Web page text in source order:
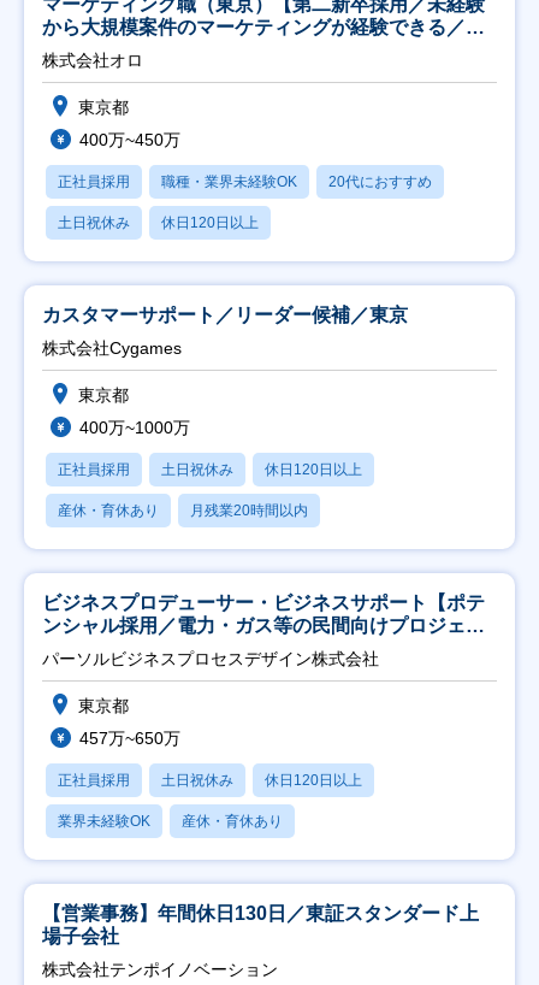
マーケティング職（東京）【第二新卒採用／未経験
から大規模案件のマーケティングが経験できる／研
修充実】
株式会社オロ
東京都
400万~450万
正社員採用 職種・業界未経験OK 20代におすすめ
土日祝休み 休日120日以上
カスタマーサポート／リーダー候補／東京
株式会社Cygames
東京都
400万~1000万
正社員採用 土日祝休み 休日120日以上
産休・育休あり 月残業20時間以内
ビジネスプロデューサー・ビジネスサポート【ポテ
ンシャル採用／電力・ガス等の民間向けプロジェク
ト推進】
パーソルビジネスプロセスデザイン株式会社
東京都
457万~650万
正社員採用 土日祝休み 休日120日以上
業界未経験OK 産休・育休あり
【営業事務】年間休日130日／東証スタンダード上
場子会社
株式会社テンポイノベーション